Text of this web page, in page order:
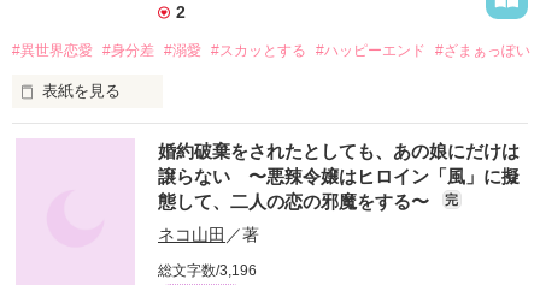
美和にも当然優しく接してくれているのだが、「それが逆に申
いでデパートのコスメ売り場に出かけ、美容部員の手によって
別人のように変身する。
少しだけ自分に自信を持てたことで、美和と幸崎との間で、新
しい関係が始まろうとしていた・・・
作品を読む
2
#異世界恋愛 #身分差 #溺愛 #スカッとする #ハッピーエンド #ざまぁっぽい
表紙を見る
市井生まれの菓子店店員✕学問に没頭し過ぎた堅物王太子
「これは誰が何と言おうと呪いである」
絶対一目惚れだと認めようとしない王太子に、恋とは何である
のか指南してほしいと請われた平民の女の子の話です。
婚約破棄をされたとしても、あの娘にだけは
譲らない 〜悪辣令嬢はヒロイン「風」に擬
態して、二人の恋の邪魔をする〜
完
ネコ山田 ／著
総文字数/3,196